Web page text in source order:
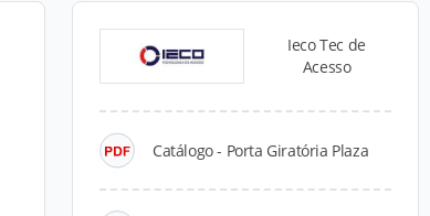
Ieco Tec de
Acesso
Catálogo - Porta Giratória Plaza